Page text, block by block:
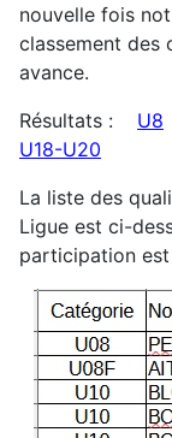
nouvelle fois
classement des
avance.
Résultats : U8
U18-U20
La liste des
Ligue est ci-
participation